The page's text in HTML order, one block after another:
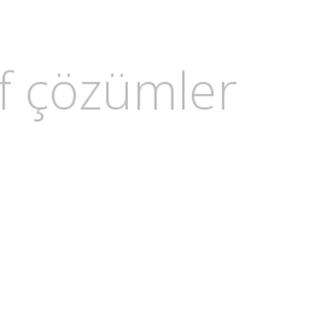
çözümler